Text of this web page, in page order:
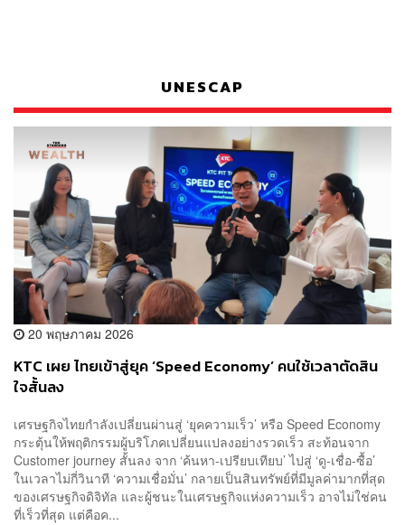
UNESCAP
20 พฤษภาคม 2026
KTC เผย ไทยเข้าสู่ยุค ‘Speed Economy’ คนใช้เวลาตัดสิน
ใจสั้นลง
เศรษฐกิจไทยกำลังเปลี่ยนผ่านสู่ ‘ยุคความเร็ว’ หรือ Speed Economy
กระตุ้นให้พฤติกรรมผู้บริโภคเปลี่ยนแปลงอย่างรวดเร็ว สะท้อนจาก
Customer journey สั้นลง จาก ‘ค้นหา-เปรียบเทียบ’ ไปสู่ ‘ดู-เชื่อ-ซื้อ’
ในเวลาไม่กี่วินาที ‘ความเชื่อมั่น’ กลายเป็นสินทรัพย์ที่มีมูลค่ามากที่สุด
ของเศรษฐกิจดิจิทัล และผู้ชนะในเศรษฐกิจแห่งความเร็ว อาจไม่ใช่คน
ที่เร็วที่สุด แต่คือค...